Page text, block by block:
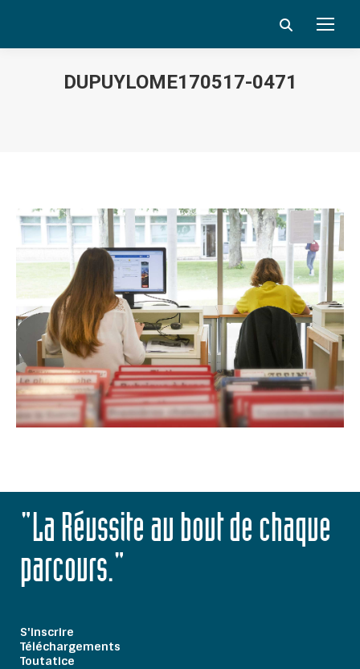
Search:
DUPUYLOME170517-0471
"La Réussite au bout de chaque
parcours."
S'inscrire
Téléchargements
Toutatice